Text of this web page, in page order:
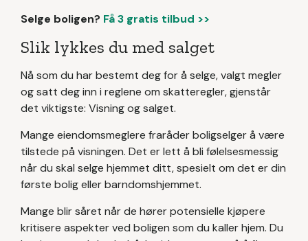
Selge boligen? Få 3 gratis tilbud >>
Slik lykkes du med salget
Nå som du har bestemt deg for å selge, valgt megler
og satt deg inn i reglene om skatteregler, gjenstår
det viktigste: Visning og salget.
Mange eiendomsmeglere fraråder boligselger å være
tilstede på visningen. Det er lett å bli følelsesmessig
når du skal selge hjemmet ditt, spesielt om det er din
første bolig eller barndomshjemmet.
Mange blir såret når de hører potensielle kjøpere
kritisere aspekter ved boligen som du kaller hjem. Du